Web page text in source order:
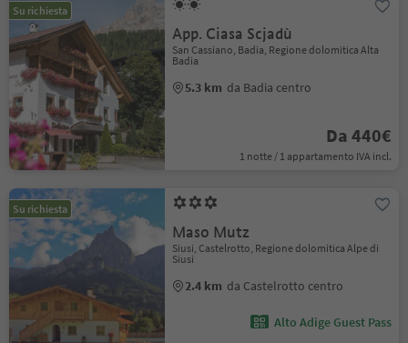
Su richiesta
App. Ciasa Scjadù
San Cassiano, Badia, Regione dolomitica Alta
Badia
5.3 km da Badia centro
Da 440€
1 notte / 1 appartamento IVA incl.
Su richiesta
Maso Mutz
Siusi, Castelrotto, Regione dolomitica Alpe di
Siusi
2.4 km da Castelrotto centro
Alto Adige Guest Pass